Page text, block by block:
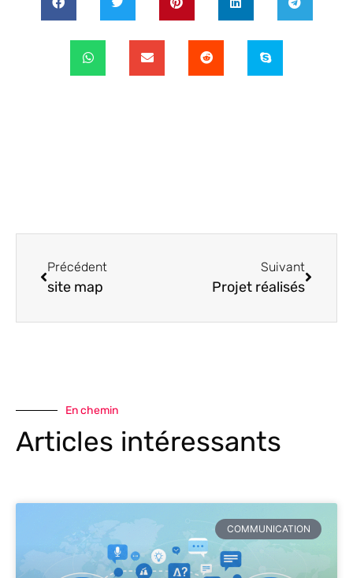
Précédent
site map
Suivant
Projet réalisés
En chemin
Articles intéressants
COMMUNICATION